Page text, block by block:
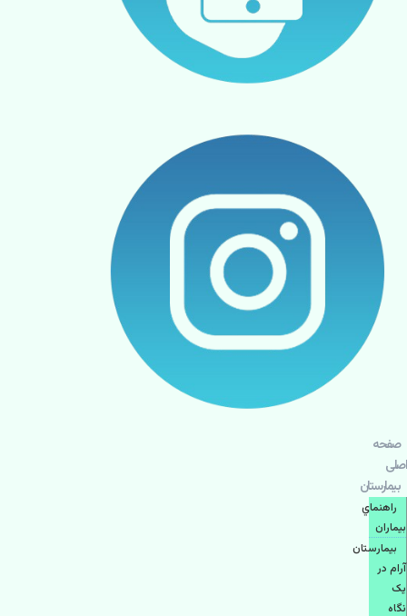
صفحه
اصلی
بيمارستان
راهنماي
بیماران
بیمارستان
آرام در
یک
نگاه